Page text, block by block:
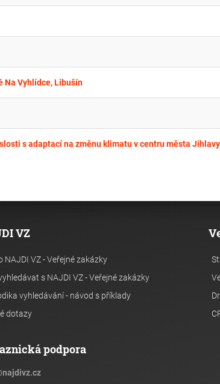
Na Vyhlídce, Libušín
s adaptací na změnu klimatu v centru města Jihlavy
VZ
NAJDI VZ - Veřejné zakázky
s NAJDI VZ - Veřejné zakázky
vyhledávání - návod s příklady
dotazy
podpora
najdivz.cz